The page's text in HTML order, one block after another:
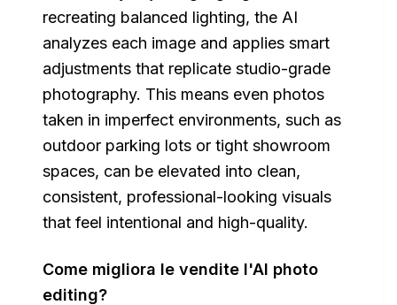
recreating balanced lighting, the AI
analyzes each image and applies smart
adjustments that replicate studio-grade
photography. This means even photos
taken in imperfect environments, such as
outdoor parking lots or tight showroom
spaces, can be elevated into clean,
consistent, professional-looking visuals
that feel intentional and high-quality.
Come migliora le vendite l'AI photo
editing?